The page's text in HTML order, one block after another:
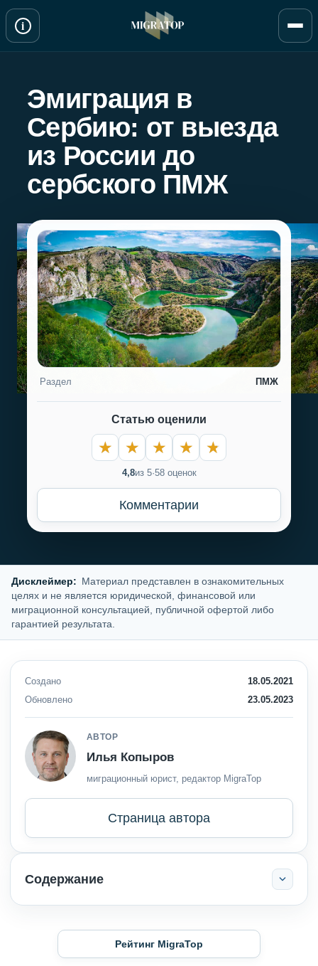
Перейти
i
Эмиграция в
Сербию: от выезда
из России до
сербского ПМЖ
Раздел ПМЖ
Статью оценили
4,8из 5·58 оценок
Комментарии
Дисклеймер: Материал представлен в ознакомительных
целях и не является юридической, финансовой или
миграционной консультацией, публичной офертой либо
гарантией результата.
Создано
18.05.2021
Обновлено
23.05.2023
АВТОР
Илья Копыров
миграционный юрист, редактор MigraTop
Страница автора
Содержание
Рейтинг MigraTop